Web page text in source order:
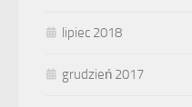
lipiec 2018
grudzień 2017